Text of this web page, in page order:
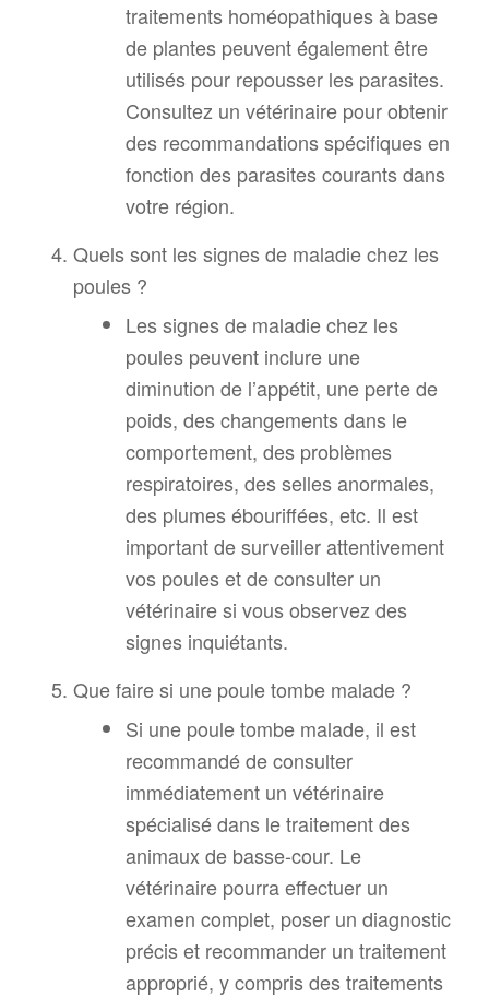
traitements homéopathiques à base
de plantes peuvent également être
utilisés pour repousser les parasites.
Consultez un vétérinaire pour obtenir
des recommandations spécifiques en
fonction des parasites courants dans
votre région.
Quels sont les signes de maladie chez les
poules ?
Les signes de maladie chez les
poules peuvent inclure une
diminution de l’appétit, une perte de
poids, des changements dans le
comportement, des problèmes
respiratoires, des selles anormales,
des plumes ébouriffées, etc. Il est
important de surveiller attentivement
vos poules et de consulter un
vétérinaire si vous observez des
signes inquiétants.
Que faire si une poule tombe malade ?
Si une poule tombe malade, il est
recommandé de consulter
immédiatement un vétérinaire
spécialisé dans le traitement des
animaux de basse-cour. Le
vétérinaire pourra effectuer un
examen complet, poser un diagnostic
précis et recommander un traitement
approprié, y compris des traitements